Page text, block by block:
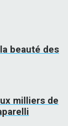
beauté des
milliers de